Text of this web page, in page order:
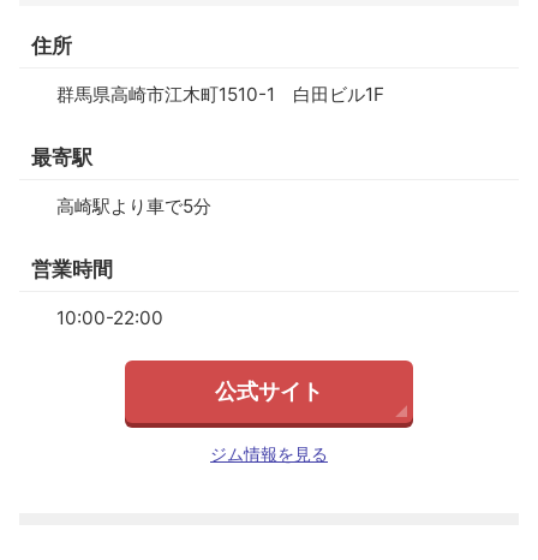
住所
群馬県高崎市江木町1510-1 白田ビル1F
最寄駅
高崎駅より車で5分
営業時間
10:00-22:00
公式サイト
ジム情報を見る